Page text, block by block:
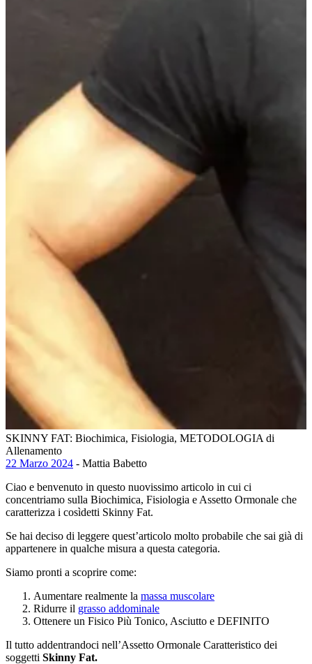
SKINNY FAT: Biochimica, Fisiologia, METODOLOGIA di
Allenamento
22 Marzo 2024 - Mattia Babetto
Ciao e benvenuto in questo nuovissimo articolo in cui ci
concentriamo sulla Biochimica, Fisiologia e Assetto Ormonale che
caratterizza i cosìdetti Skinny Fat.
Se hai deciso di leggere quest’articolo molto probabile che sai già di
appartenere in qualche misura a questa categoria.
Siamo pronti a scoprire come:
Aumentare realmente la massa muscolare
Ridurre il grasso addominale
Ottenere un Fisico Più Tonico, Asciutto e DEFINITO
Il tutto addentrandoci nell’Assetto Ormonale Caratteristico dei
soggetti Skinny Fat.